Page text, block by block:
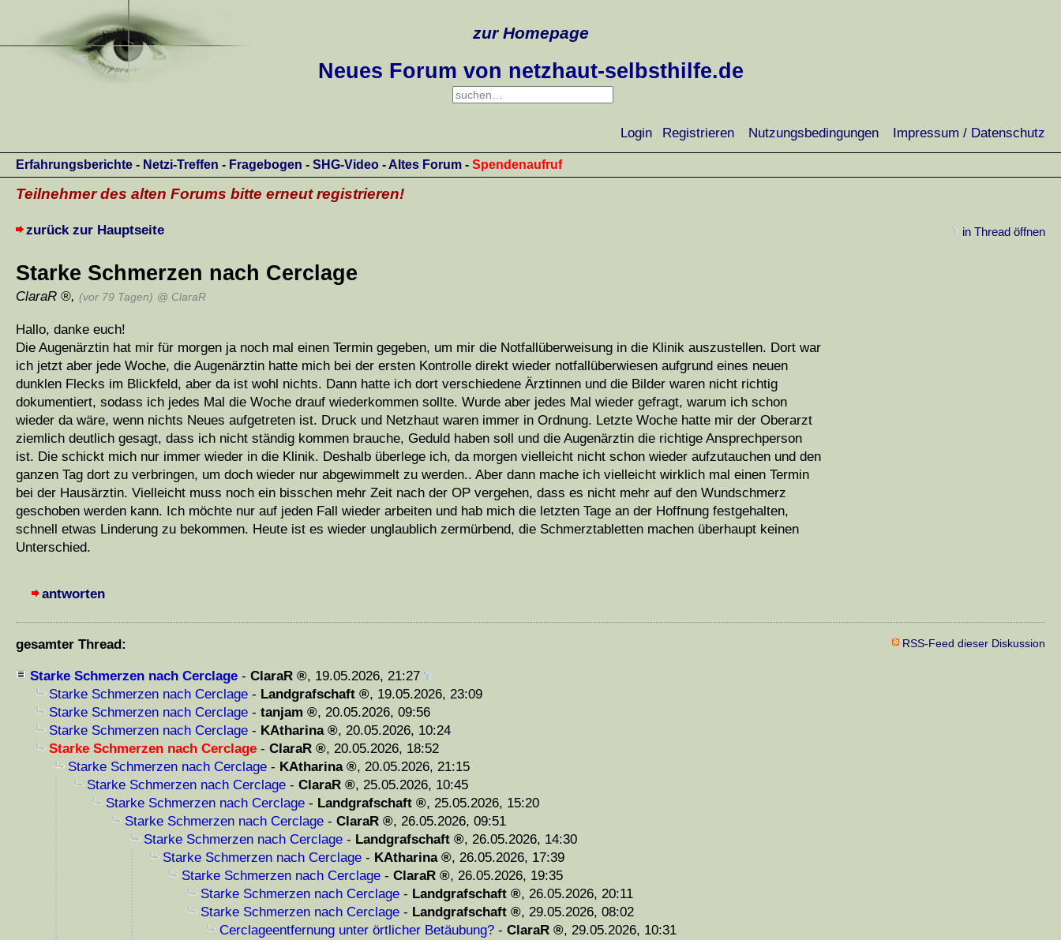
zur Homepage
Neues Forum von netzhaut-selbsthilfe.de
Login Registrieren Nutzungsbedingungen Impressum / Datenschutz
Erfahrungsberichte - Netzi-Treffen - Fragebogen - SHG-Video -Altes Forum - Spendenaufruf
Teilnehmer des alten Forums bitte erneut registrieren!
zurück zur Hauptseite in Thread öffnen
Starke Schmerzen nach Cerclage
ClaraR , (vor 79 Tagen) @ ClaraR
Hallo, danke euch!
Die Augenärztin hat mir für morgen ja noch mal einen Termin gegeben, um mir die Notfallüberweisung in die Klinik auszustellen. Dort war
ich jetzt aber jede Woche, die Augenärztin hatte mich bei der ersten Kontrolle direkt wieder notfallüberwiesen aufgrund eines neuen
dunklen Flecks im Blickfeld, aber da ist wohl nichts. Dann hatte ich dort verschiedene Ärztinnen und die Bilder waren nicht richtig
dokumentiert, sodass ich jedes Mal die Woche drauf wiederkommen sollte. Wurde aber jedes Mal wieder gefragt, warum ich schon
wieder da wäre, wenn nichts Neues aufgetreten ist. Druck und Netzhaut waren immer in Ordnung. Letzte Woche hatte mir der Oberarzt
ziemlich deutlich gesagt, dass ich nicht ständig kommen brauche, Geduld haben soll und die Augenärztin die richtige Ansprechperson
ist. Die schickt mich nur immer wieder in die Klinik. Deshalb überlege ich, da morgen vielleicht nicht schon wieder aufzutauchen und den
ganzen Tag dort zu verbringen, um doch wieder nur abgewimmelt zu werden.. Aber dann mache ich vielleicht wirklich mal einen Termin
bei der Hausärztin. Vielleicht muss noch ein bisschen mehr Zeit nach der OP vergehen, dass es nicht mehr auf den Wundschmerz
geschoben werden kann. Ich möchte nur auf jeden Fall wieder arbeiten und hab mich die letzten Tage an der Hoffnung festgehalten,
schnell etwas Linderung zu bekommen. Heute ist es wieder unglaublich zermürbend, die Schmerztabletten machen überhaupt keinen
Unterschied.
antworten
gesamter Thread: RSS-Feed dieser Diskussion
Starke Schmerzen nach Cerclage - ClaraR , 19.05.2026, 21:27
Starke Schmerzen nach Cerclage - Landgrafschaft , 19.05.2026, 23:09
Starke Schmerzen nach Cerclage - tanjam , 20.05.2026, 09:56
Starke Schmerzen nach Cerclage - KAtharina , 20.05.2026, 10:24
Starke Schmerzen nach Cerclage - ClaraR , 20.05.2026, 18:52
Starke Schmerzen nach Cerclage - KAtharina , 20.05.2026, 21:15
Starke Schmerzen nach Cerclage - ClaraR , 25.05.2026, 10:45
Starke Schmerzen nach Cerclage - Landgrafschaft , 25.05.2026, 15:20
Starke Schmerzen nach Cerclage - ClaraR , 26.05.2026, 09:51
Starke Schmerzen nach Cerclage - Landgrafschaft , 26.05.2026, 14:30
Starke Schmerzen nach Cerclage - KAtharina , 26.05.2026, 17:39
Starke Schmerzen nach Cerclage - ClaraR , 26.05.2026, 19:35
Starke Schmerzen nach Cerclage - Landgrafschaft , 26.05.2026, 20:11
Starke Schmerzen nach Cerclage - Landgrafschaft , 29.05.2026, 08:02
Cerclageentfernung unter örtlicher Betäubung? - ClaraR , 29.05.2026, 10:31